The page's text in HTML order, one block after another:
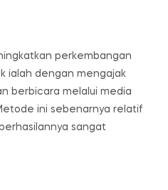
perkembangan
ialah dengan mengajak
berbicara melalui media
ini sebenarnya relatif
sangat